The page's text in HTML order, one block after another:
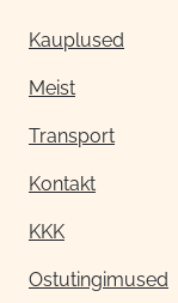
Kauplused
Meist
Transport
Kontakt
KKK
Ostutingimused